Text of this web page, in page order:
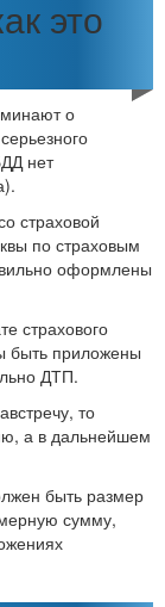
это
о
нет
страховой
по страховым
оформлены
страхового
быть приложены
ДТП.
то
а в дальнейшем
быть размер
сумму,